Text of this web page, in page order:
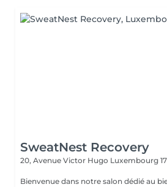
SweatNest Recovery
20, Avenue Victor Hugo Luxembourg
Bienvenue dans notre salon dédié au